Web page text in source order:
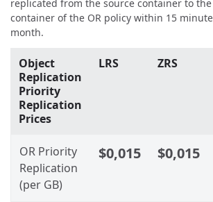
replicated from the source container to
container of the OR policy within 15
month.
Object
Replication
Priority
Replication
Prices
LRS ZRS
OR Priority
Replication
(per GB)
$0,015 $0,015